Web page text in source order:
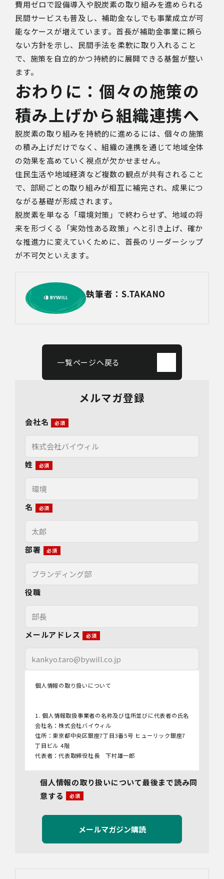
費用ゼロで設備導入や脱炭素の取り組みを進められる
民間サービスも普及し、補助金なしでも事業成立が可
能なケースが増えています。首長が補助金事業に頼ら
ない方針を示し、民間手法を柔軟に取り入れること
で、施策を自立的かつ持続的に展開できる基盤が整い
ます。
おわりに：個々の施策の
積み上げから組織連携へ
脱炭素の取り組みを持続的に進めるには、個々の施策
の積み上げだけでなく、組織の連携を通じて地域全体
の効果を高めていく視点が欠かせません。
住民生活や地域経済など複数の観点が共有されること
で、部局ごとの取り組みが相互に補完され、成果につ
ながる基礎が形成されます。
脱炭素を単なる「環境対策」で終わらせず、地域の将
来を形づくる「実効性ある政策」へと引き上げ、確か
な推進力に変えていくために、首長のリーダーシップ
が不可欠といえます。
執筆者：S.TAKANO
一覧ページへ戻る
メルマガ登録
会社名
姓
名
部署
役職
メールアドレス
個人情報の取り扱いについて
1. 個人情報取扱事業者の名称及び住所並びに代表者の氏名
会社名：株式会社バイウィル
住所：東京都中央区銀座7丁目3番5号 ヒューリック銀座7
丁目ビル 4階
代表者：代表取締役社長 下村雄一郎
管理者名：管理部長
連絡先：info@bywill.co.jp
3.利用目的
当社で取り扱う個人情報（個人情報保護法第2条第1項によ
り定義された「個人情報」をいい、以下同様とします。）
の利用目的は以下のとおりです。個人情報の提供は任意で
個人情報の取り扱いについて最後まで読み同
意する